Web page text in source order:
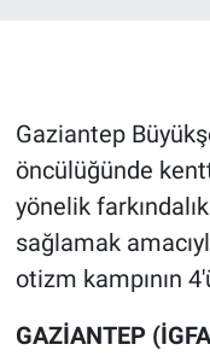
Gaziantep
öncülüğünde
yönelik
sağlamak
otizm kampının
GAZİANTEP